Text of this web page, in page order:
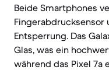
Beide Smartphones
Fingerabdrucksensor
Entsperrung. Das
Glas, was ein
während das Pixel